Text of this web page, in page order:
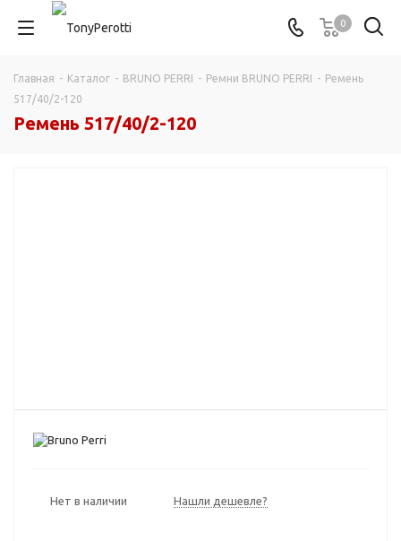
0
Главная - Каталог - BRUNO PERRI - Ремни BRUNO PERRI - Ремень
517/40/2-120
Ремень 517/40/2-120
Нет в наличии Нашли дешевле?